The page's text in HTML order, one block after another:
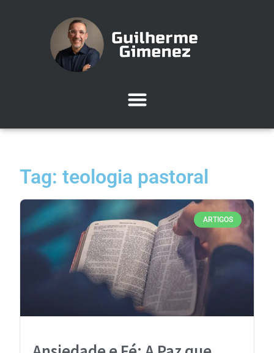
Tag: teologia pastoral
ARTIGOS